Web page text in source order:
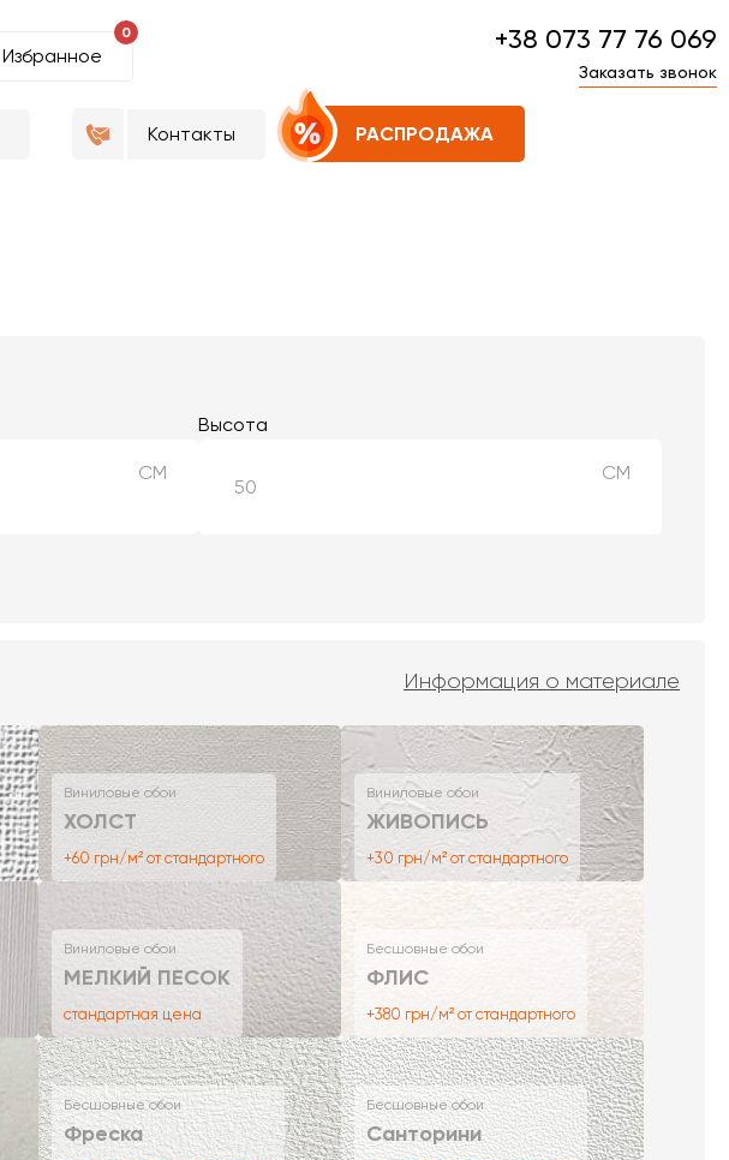
0
Избранное
+38 073 77 76 069
Заказать звонок
Контакты РАСПРОДАЖА
СМ
Высота
СМ
Информация о материале
Виниловые обои
ХОЛСТ
+60 грн/м² от стандартного
Виниловые обои
ЖИВОПИСЬ
+30 грн/м² от стандартного
Виниловые обои
МЕЛКИЙ ПЕСОК
стандартная цена
Бесшовные обои
ФЛИС
+380 грн/м² от стандартного
Бесшовные обои
Фреска
Бесшовные обои
Санторини